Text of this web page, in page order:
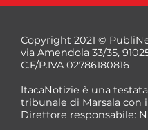
Copyright 2021 ©
via Amendola 33/35,
C.F/P.IVA 02786180816
ItacaNotizie è una
tribunale di Marsala con
Direttore responsabile: